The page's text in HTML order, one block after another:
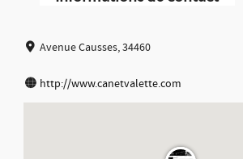
Avenue Causses, 34460
http://www.canetvalette.com